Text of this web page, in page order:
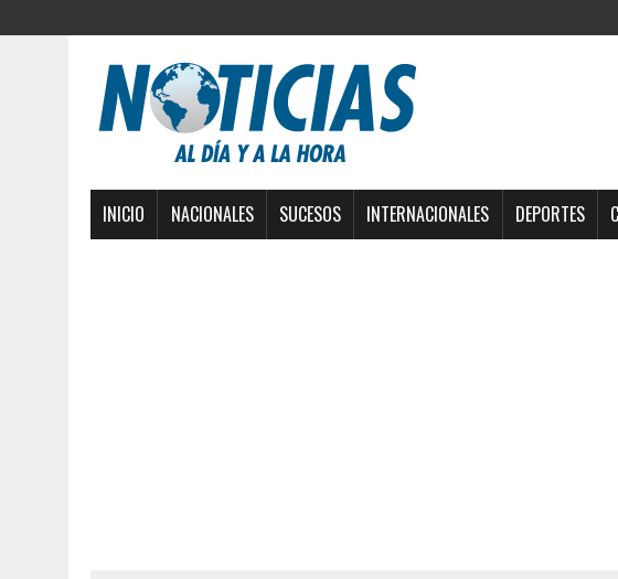
INICIO NACIONALES SUCESOS INTERNACIONALES DEPORTES